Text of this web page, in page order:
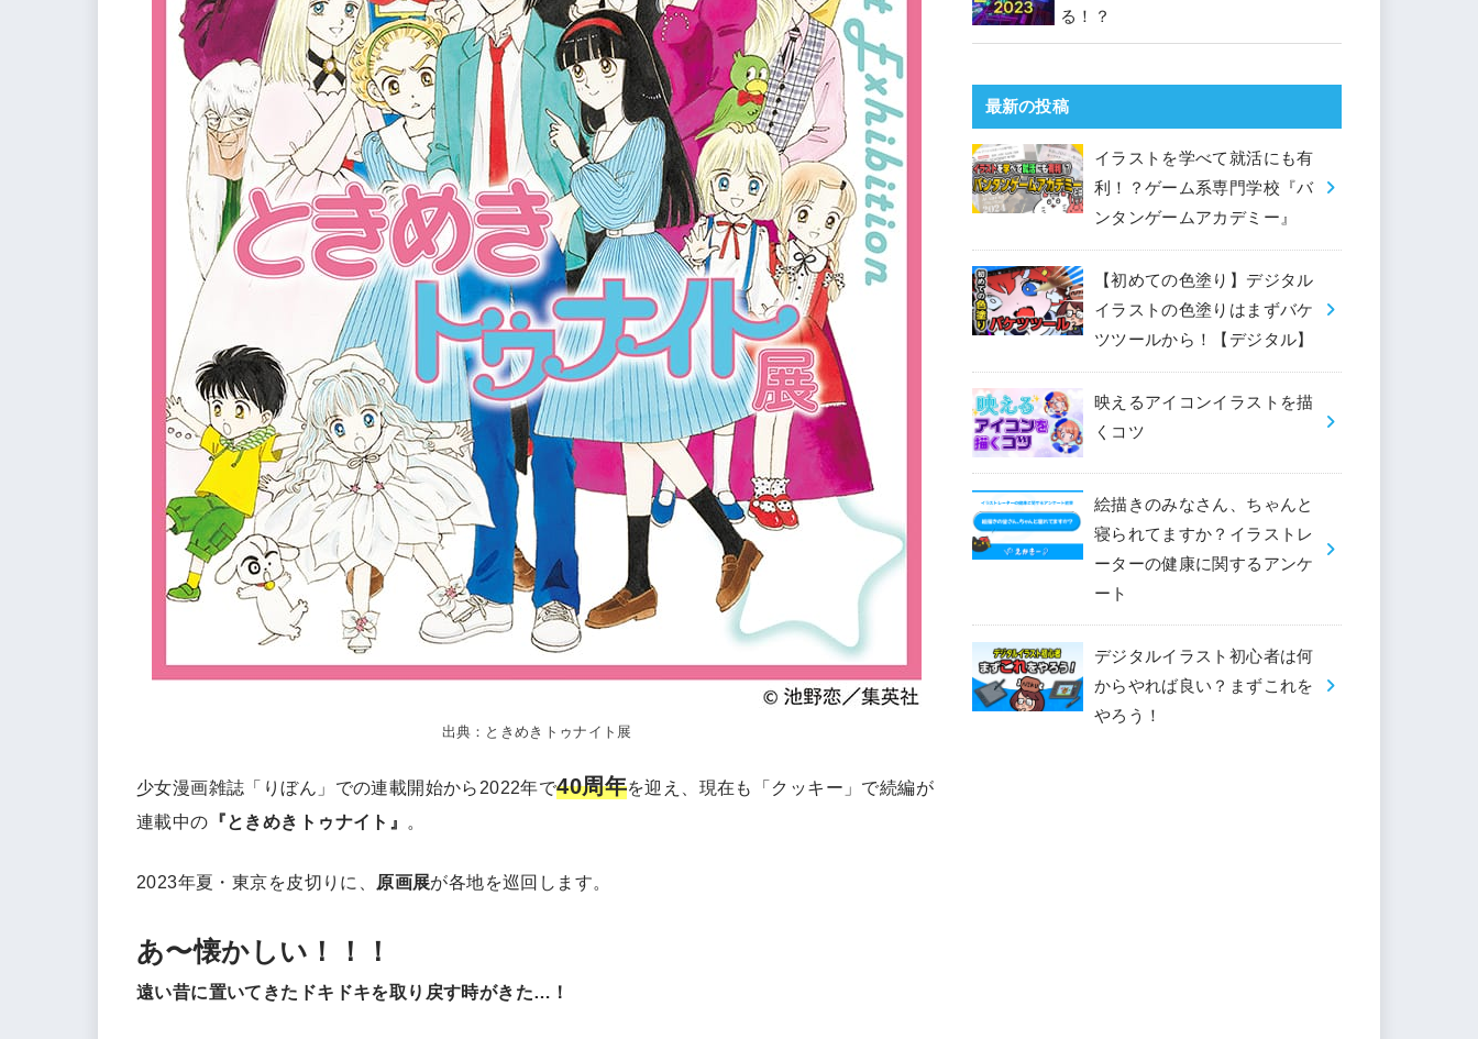
出典：ときめきトゥナイト展
少女漫画雑誌「りぼん」での連載開始から2022年で40周年を迎え、現在も「クッキー」で続編が
連載中の 『ときめきトゥナイト』 。
2023年夏・東京を皮切りに、 原画展が各地を巡回します。
あ〜懐かしい！！！
遠い昔に置いてきたドキドキを取り戻す時がきた…！
る！？
最新の投稿
イラストを学べて就活にも有
利！？ゲーム系専門学校『バ
ンタンゲームアカデミー』
【初めての色塗り】デジタル
イラストの色塗りはまずバケ
ツツールから！【デジタル】
映えるアイコンイラストを描
くコツ
絵描きのみなさん、ちゃんと
寝られてますか？イラストレ
ーターの健康に関するアンケ
ート
デジタルイラスト初心者は何
からやれば良い？まずこれを
やろう！